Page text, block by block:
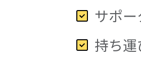
サポ
持ち